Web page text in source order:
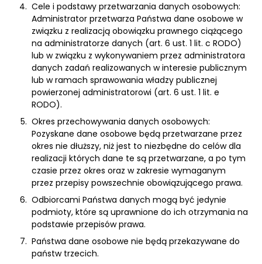
Cele i podstawy przetwarzania danych osobowych:
Administrator przetwarza Państwa dane osobowe w
związku z realizacją obowiązku prawnego ciążącego
na administratorze danych (art. 6 ust. 1 lit. c RODO)
lub w związku z wykonywaniem przez administratora
danych zadań realizowanych w interesie publicznym
lub w ramach sprawowania władzy publicznej
powierzonej administratorowi (art. 6 ust. 1 lit. e
RODO).
Okres przechowywania danych osobowych:
Pozyskane dane osobowe będą przetwarzane przez
okres nie dłuższy, niż jest to niezbędne do celów dla
realizacji których dane te są przetwarzane, a po tym
czasie przez okres oraz w zakresie wymaganym
przez przepisy powszechnie obowiązującego prawa.
Odbiorcami Państwa danych mogą być jedynie
podmioty, które są uprawnione do ich otrzymania na
podstawie przepisów prawa.
Państwa dane osobowe nie będą przekazywane do
państw trzecich.